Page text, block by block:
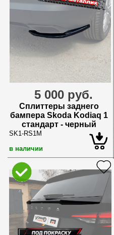
5 000 руб.
Сплиттеры заднего
бампера Skoda Kodiaq 1
стандарт - черный
металлик
SK1-RS1M
в наличии